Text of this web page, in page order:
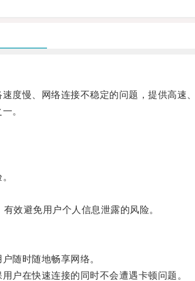
慢、网络连接不稳定的问题，提供高速、
。
效避免用户个人信息泄露的风险。
随时随地畅享网络。
在快速连接的同时不会遭遇卡顿问题。